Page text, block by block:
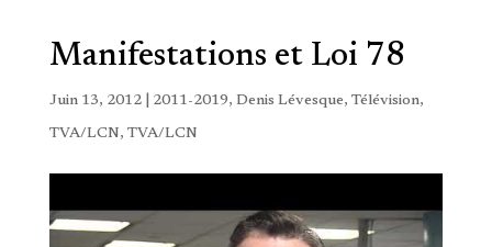
Manifestations et Loi 78
Juin 13, 2012| 2011-2019, Denis Lévesque, Télévision,
TVA/LCN , TVA/LCN